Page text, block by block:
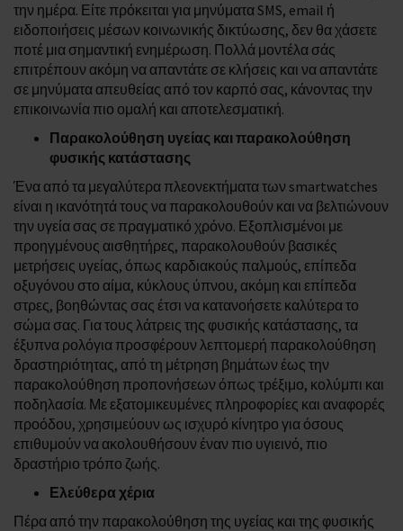
την ημέρα. Είτε πρόκειται για μηνύματα SMS, email ή
ειδοποιήσεις μέσων κοινωνικής δικτύωσης, δεν θα χάσετε
ποτέ μια σημαντική ενημέρωση. Πολλά μοντέλα σάς
επιτρέπουν ακόμη να απαντάτε σε κλήσεις και να απαντάτε
σε μηνύματα απευθείας από τον καρπό σας, κάνοντας την
επικοινωνία πιο ομαλή και αποτελεσματική.
Παρακολούθηση υγείας και παρακολούθηση
φυσικής κατάστασης
Ένα από τα μεγαλύτερα πλεονεκτήματα των smartwatches
είναι η ικανότητά τους να παρακολουθούν και να βελτιώνουν
την υγεία σας σε πραγματικό χρόνο. Εξοπλισμένοι με
προηγμένους αισθητήρες, παρακολουθούν βασικές
μετρήσεις υγείας, όπως καρδιακούς παλμούς, επίπεδα
οξυγόνου στο αίμα, κύκλους ύπνου, ακόμη και επίπεδα
στρες, βοηθώντας σας έτσι να κατανοήσετε καλύτερα το
σώμα σας. Για τους λάτρεις της φυσικής κατάστασης, τα
έξυπνα ρολόγια προσφέρουν λεπτομερή παρακολούθηση
δραστηριότητας, από τη μέτρηση βημάτων έως την
παρακολούθηση προπονήσεων όπως τρέξιμο, κολύμπι και
ποδηλασία. Με εξατομικευμένες πληροφορίες και αναφορές
προόδου, χρησιμεύουν ως ισχυρό κίνητρο για όσους
επιθυμούν να ακολουθήσουν έναν πιο υγιεινό, πιο
δραστήριο τρόπο ζωής.
Ελεύθερα χέρια
Πέρα από την παρακολούθηση της υγείας και της φυσικής